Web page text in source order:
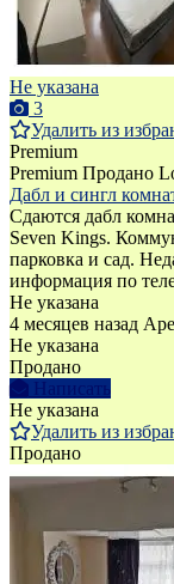
Не указана
3
Удалить из
Premium
Premium Продано
Дабл и сингл
Сдаются дабл
Seven Kings.
парковка и сад.
информация по
Не указана
4 месяцев назад
Не указана
Продано
Написать
Не указана
Удалить из
Продано